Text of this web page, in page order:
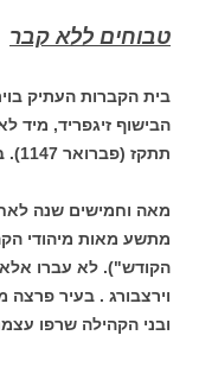
טבוחים ללא קבר
בית הקברות העתיק
הבישוף זיגפריד,
תתקז (פברואר 1147). בשנה זו נטבחו עשרים וכמה יהודים.
מתשע מאות מיהודי
הקודש"). לא עברו אלא
וירצבורג . בעיר
ובני הקהילה שרפו